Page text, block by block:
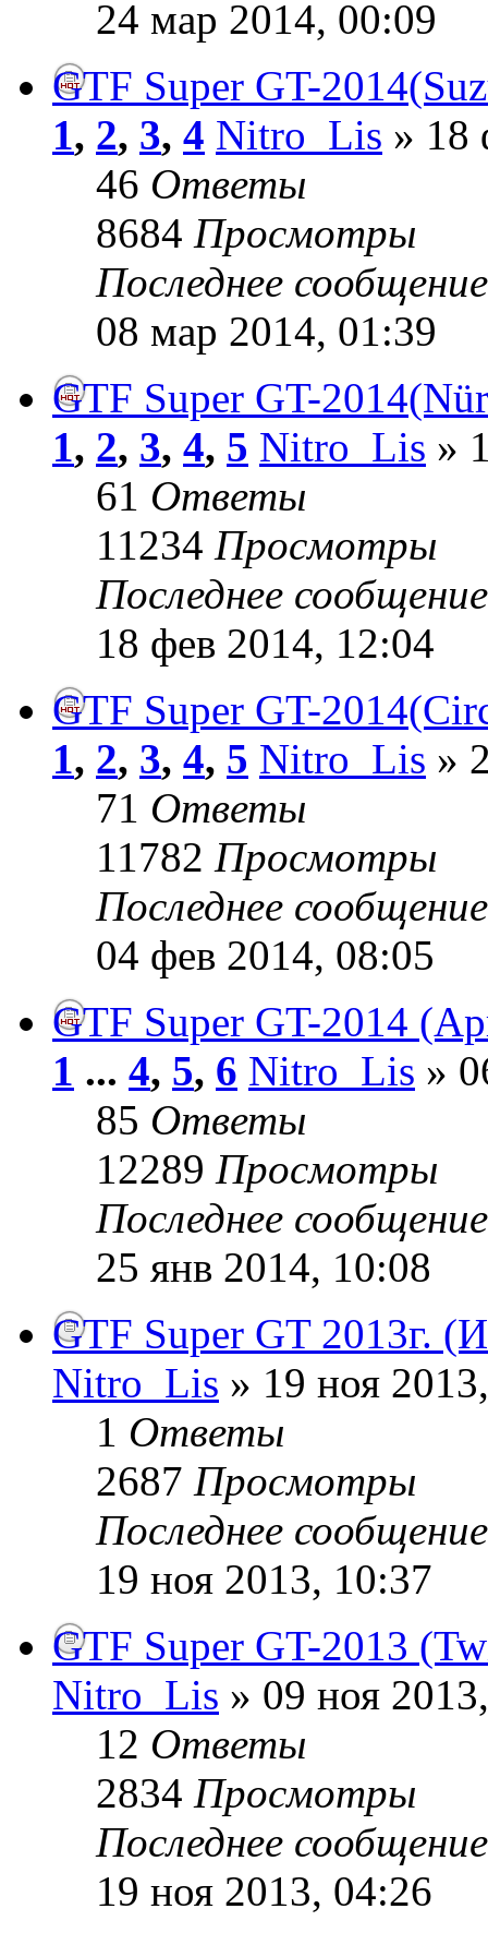
24 мар 2014, 00:09
GTF Super GT-
1, 2, 3, 4 Nitro_Lis » 18
46 Ответы
8684 Просмотры
Последнее
08 мар 2014, 01:39
GTF Super GT-
1, 2, 3, 4, 5 Nitro_Lis »
61 Ответы
11234 Просмотры
Последнее
18 фев 2014, 12:04
GTF Super GT-
1, 2, 3, 4, 5 Nitro_Lis »
71 Ответы
11782 Просмотры
Последнее
04 фев 2014, 08:05
GTF Super GT-2014
1 ... 4, 5, 6 Nitro_Lis »
85 Ответы
12289 Просмотры
Последнее
25 янв 2014, 10:08
GTF Super GT 2013г.
Nitro_Lis » 19 ноя
1 Ответы
2687 Просмотры
Последнее
19 ноя 2013, 10:37
GTF Super GT-2013
Nitro_Lis » 09 ноя
12 Ответы
2834 Просмотры
Последнее
19 ноя 2013, 04:26